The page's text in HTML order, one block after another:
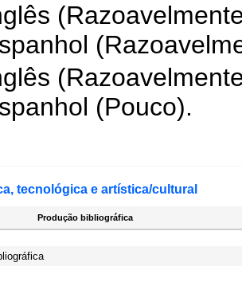
(Pouco).
tecnológica e artística/cultural
Produção bibliográfica